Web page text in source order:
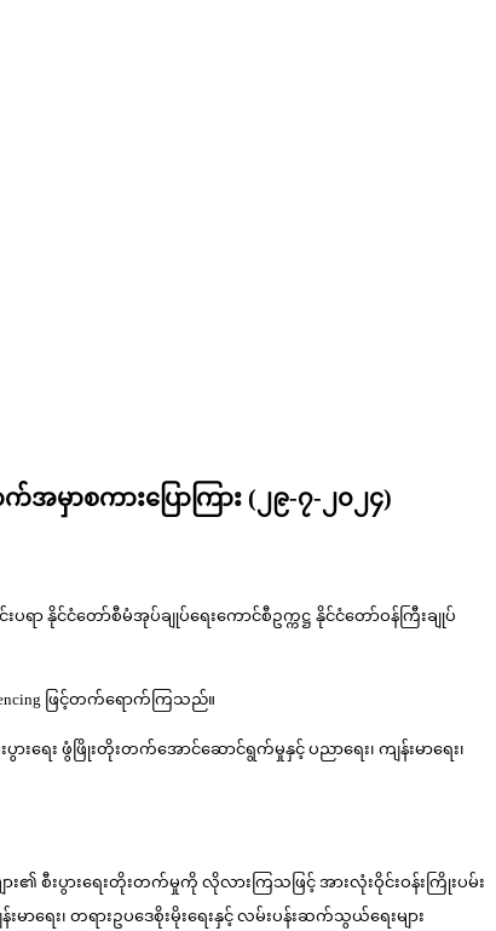
ာစကားပြောကြား (၂၉-၇-၂၀၂၄)
နိုင်ငံတော်စီမံအုပ်ချုပ်ရေးကောင်စီဥက္ကဋ္ဌ နိုင်ငံတော်ဝန်ကြီးချုပ်
ဖြင့်တက်ရောက်ကြသည်။
းရေး ဖွံဖြိုးတိုးတက်အောင်ဆောင်ရွက်မှုနှင့် ပညာရေး၊ ကျန်းမာရေး၊
ား၏ စီးပွားရေးတိုးတက်မှုကို လိုလားကြသဖြင့် အားလုံးဝိုင်းဝန်းကြိုးပမ်း
ရေး၊ တရားဥပဒေစိုးမိုးရေးနှင့် လမ်းပန်းဆက်သွယ်ရေးများ